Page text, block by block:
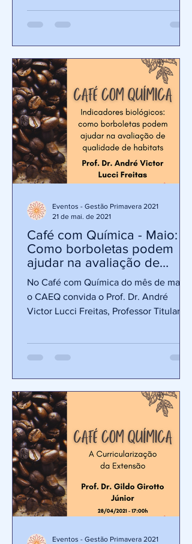
Café com Química - Maio:
Como borboletas podem
ajudar na avaliação de
qualidade de habitats
No Café com Química do mês de maio
o CAEQ convida o Prof. Dr. André
Victor Lucci Freitas, Professor Titular do
Eventos - Gestão Primavera 2021
21 de mai. de 2021
Eventos - Gestão Primavera 2021